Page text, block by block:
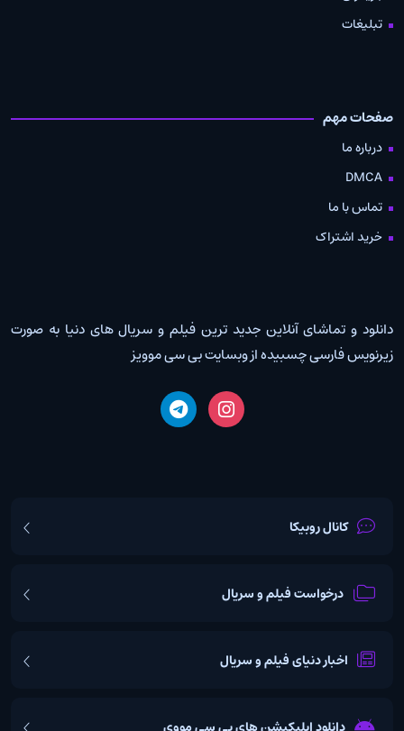
تبلیغات
صفحات مهم
درباره ما
DMCA
تماس با ما
خرید اشتراک
دانلود و تماشای آنلاین جدید ترین فیلم و سریال های دنیا به صورت
زیرنویس فارسی چسبیده از وبسایت بی سی موویز
کانال روبیکا
درخواست فیلم و سریال
اخبار دنیای فیلم و سریال